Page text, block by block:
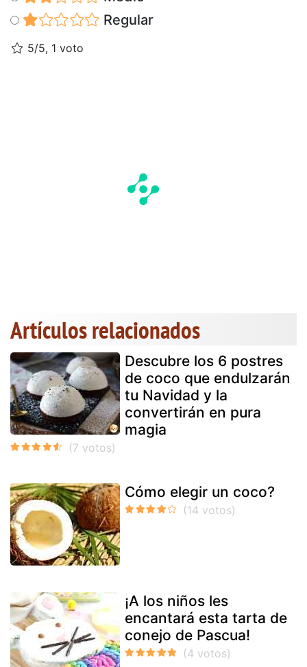
Regular
5/5, 1 voto
Artículos relacionados
Descubre los 6 postres
de coco que endulzarán
tu Navidad y la
convertirán en pura
magia
Cómo elegir un coco?
¡A los niños les
encantará esta tarta de
conejo de Pascua!